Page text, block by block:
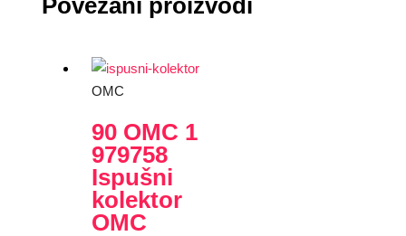
Povezani proizvodi
OMC
90 OMC 1
979758
Ispušni
kolektor
OMC